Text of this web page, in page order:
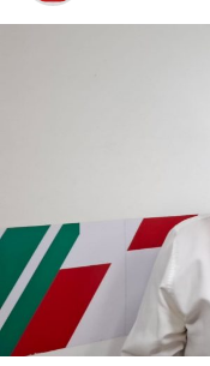
Al cierre de julio,
histórico de 63.37
resultados
kilómetros en 2024
Con la continuidad